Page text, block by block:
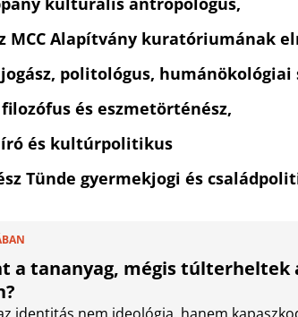
MCC Alapítvány kuratóriumának
politológus, humánökológiai
és eszmetörténész,
író és kultúrpolitikus
Tünde gyermekjogi és
a tananyag, mégis túlterheltek